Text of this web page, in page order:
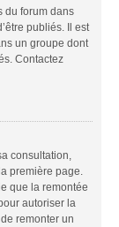
du forum dans
publiés. Il est
un groupe dont
Contactez
consultation,
première page.
que la remontée
autoriser la
remonter un